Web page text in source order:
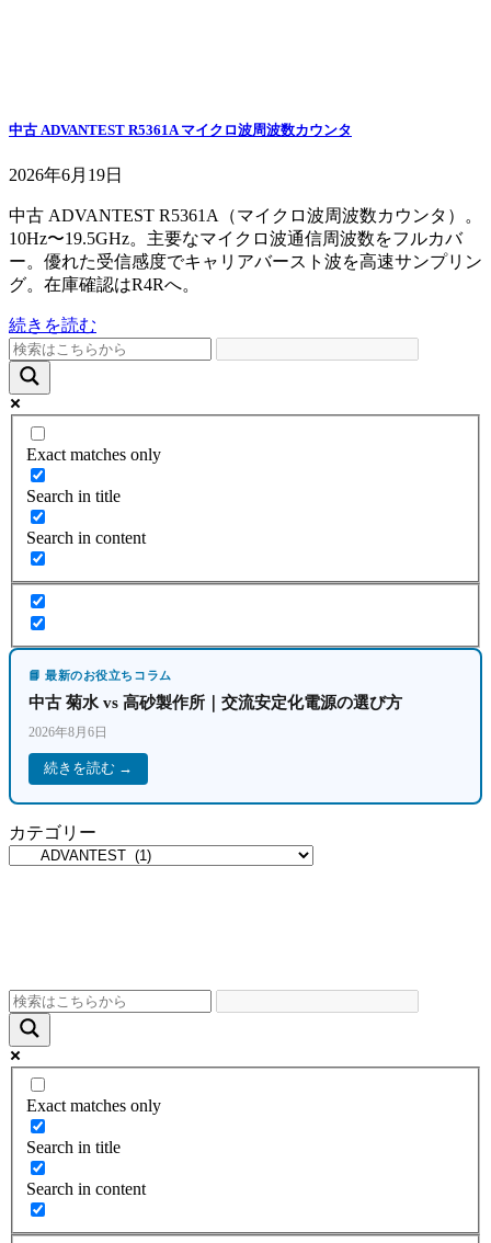
中古 ADVANTEST R5361A マイクロ波周波数カウンタ
2026年6月19日
中古 ADVANTEST R5361A（マイクロ波周波数カウンタ）。
10Hz〜19.5GHz。主要なマイクロ波通信周波数をフルカバ
ー。優れた受信感度でキャリアバースト波を高速サンプリン
グ。在庫確認はR4Rへ。
続きを読む
Exact matches only
Search in title
Search in content
📘 最新のお役立ちコラム
中古 菊水 vs 高砂製作所｜交流安定化電源の選び方
2026年8月6日
続きを読む →
カテゴリー
Exact matches only
Search in title
Search in content